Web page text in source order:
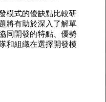
模式的優缺點比較研
將有助於深入了解單
同開發的特點、優勢
和組織在選擇開發模